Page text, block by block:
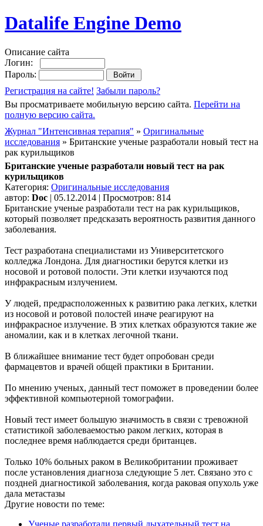
Datalife Engine Demo
Описание сайта
Логин:
Пароль:
Регистрация на сайте! Забыли пароль?
Вы просматриваете мобильную версию сайта. Перейти на
полную версию сайта.
Журнал "Интенсивная терапия" » Оригинальные
исследования » Британские ученые разработали новый тест на
рак курильщиков
Британские ученые разработали новый тест на рак
курильщиков
Категория: Оригинальные исследования
автор: Doc | 05.12.2014 | Просмотров: 814
Британские ученые разработали тест на рак курильщиков,
который позволяет предсказать вероятность развития данного
заболевания.
Тест разработана специалистами из Университетского
колледжа Лондона. Для диагностики берутся клетки из
носовой и ротовой полости. Эти клетки изучаются под
инфракрасным излучением.
У людей, предрасположенных к развитию рака легких, клетки
из носовой и ротовой полостей иначе реагируют на
инфракрасное излучение. В этих клетках образуются такие же
аномалии, как и в клетках легочной ткани.
В ближайшее внимание тест будет опробован среди
фармацевтов и врачей общей практики в Британии.
По мнению ученых, данный тест поможет в проведении более
эффективной компьютерной томографии.
Новый тест имеет большую значимость в связи с тревожной
статистикой заболеваемостью раком легких, которая в
последнее время наблюдается среди британцев.
Только 10% больных раком в Великобритании проживает
после установления диагноза следующие 5 лет. Связано это с
поздней диагностикой заболевания, когда раковая опухоль уже
дала метастазы
Другие новости по теме:
Ученые разработали первый дыхательный тест на